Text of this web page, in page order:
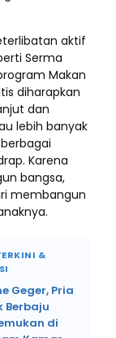
aktif
Serma
Makan
diharapkan
dan
lebih banyak
Karena
bangsa,
membangun
&
Geger, Pria
Berbaju
di